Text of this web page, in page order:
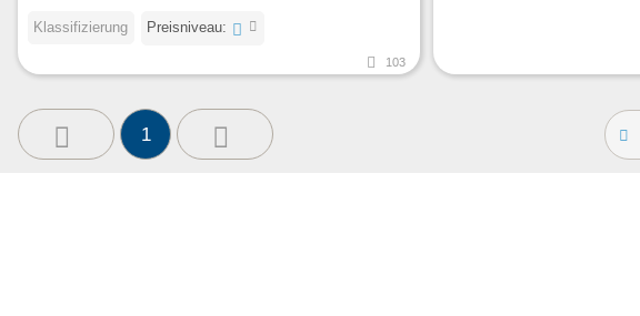
Klassifizierung Preisniveau:
103
1